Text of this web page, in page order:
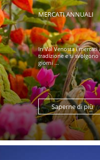
MERCATI ANNUALI
In Val Venosta i
tradizione e si svolgono
giorni ...
Saperne di più